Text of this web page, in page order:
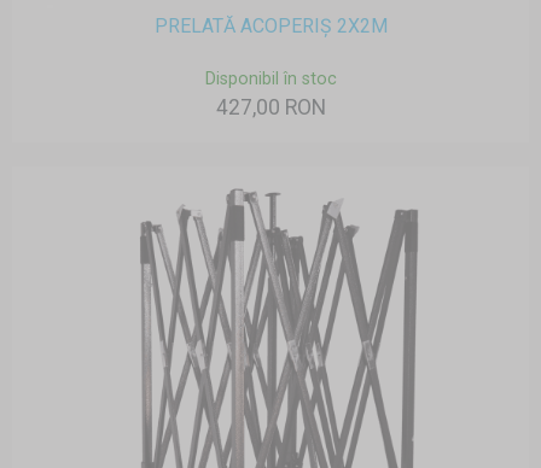
PRELATĂ ACOPERIȘ 2X2M
Disponibil în stoc
427,00 RON